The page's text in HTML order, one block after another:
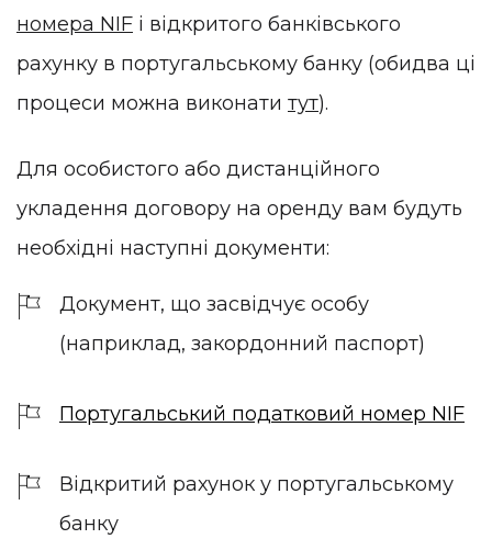
номера NIF і відкритого банківського
рахунку в португальському банку (обидва ці
процеси можна виконати тут).
Для особистого або дистанційного
укладення договору на оренду вам будуть
необхідні наступні документи:
Документ, що засвідчує особу
(наприклад, закордонний паспорт)
Португальський податковий номер NIF
Відкритий рахунок у португальському
банку